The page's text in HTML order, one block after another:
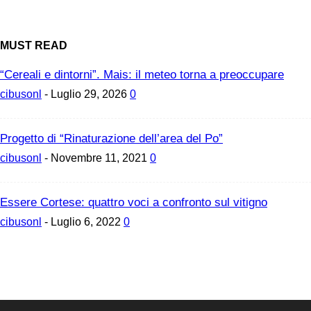
MUST READ
“Cereali e dintorni”. Mais: il meteo torna a preoccupare
cibusonl - Luglio 29, 2026 0
Progetto di “Rinaturazione dell’area del Po”
cibusonl - Novembre 11, 2021 0
Essere Cortese: quattro voci a confronto sul vitigno
cibusonl - Luglio 6, 2022 0